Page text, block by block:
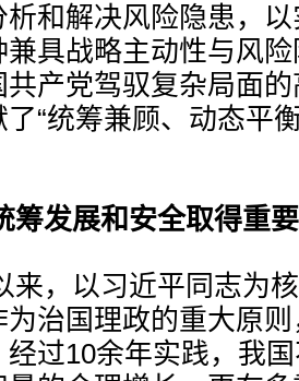
析和解决风险隐患，
具战略主动性与风
产党驾驭复杂局面
“统筹兼顾、动态平
筹发展和安全取得重
来，以习近平同志为
治国理政的重大原
过10余年实践，我